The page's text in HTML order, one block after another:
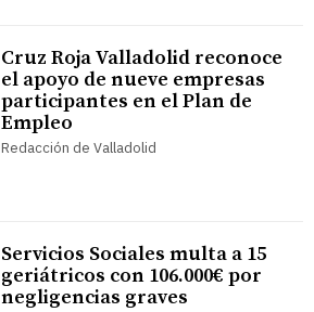
Cruz Roja Valladolid reconoce
el apoyo de nueve empresas
participantes en el Plan de
Empleo
Redacción de Valladolid
Servicios Sociales multa a 15
geriátricos con 106.000€ por
negligencias graves